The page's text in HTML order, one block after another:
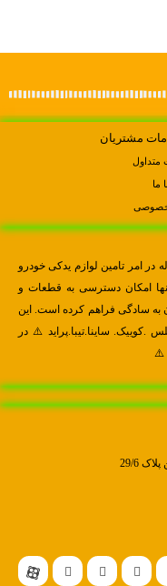
مشتریان
متداول
ما
خصوصی
یدکی شاهین یدک با سابقه ای 7 ساله در امر تامین لوازم یدکی خودرو
امکان دسترسی به قطعات و
به سادگی فراهم کرده است. این
ساینا.تیبا.پراید ⚠️ در
⚠️
29/6